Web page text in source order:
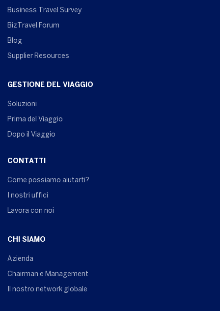
Business Travel Survey
BizTravel Forum
Blog
Supplier Resources
GESTIONE DEL VIAGGIO
Soluzioni
Prima del Viaggio
Dopo il Viaggio
CONTATTI
Come possiamo aiutarti?
I nostri uffici
Lavora con noi
CHI SIAMO
Azienda
Chairman e Management
Il nostro network globale